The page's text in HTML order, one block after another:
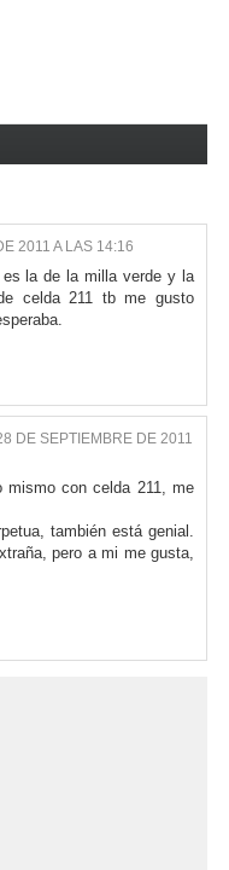
2011 A LAS 14:16
la de la milla verde y la
celda 211 tb me gusto
DE SEPTIEMBRE DE 2011
mismo con celda 211, me
también está genial.
pero a mi me gusta,